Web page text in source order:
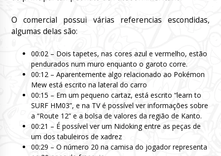
O comercial possui várias referencias escondidas,
algumas delas são:
00:02 – Dois tapetes, nas cores azul e vermelho, estão
pendurados num muro enquanto o garoto corre.
00:12 – Aparentemente algo relacionado ao Pokémon
Mew está escrito na lateral do carro
00:15 – Em um pequeno cartaz, está escrito “learn to
SURF HM03”, e na TV é possível ver informações sobre
a “Route 12” e a bolsa de valores da região de Kanto.
00:21 – É possível ver um Nidoking entre as peças de
um dos tabuleiros de xadrez
00:29 – O número 20 na camisa do jogador representa